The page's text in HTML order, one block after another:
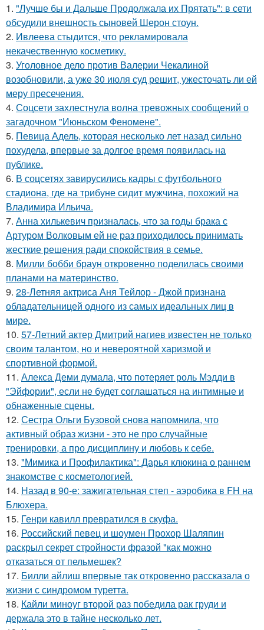
1. "Лучше бы и Дальше Продолжала их Прятать": в сети
обсудили внешность сыновей Шерон стоун.
2. Ивлеева стыдится, что рекламировала
некачественную косметику.
3. Уголовное дело против Валерии Чекалиной
возобновили, а уже 30 июля суд решит, ужесточать ли ей
меру пресечения.
4. Соцсети захлестнула волна тревожных сообщений о
загадочном "Июньском Феномене".
5. Певица Адель, которая несколько лет назад сильно
похудела, впервые за долгое время появилась на
публике.
6. В соцсетях завирусились кадры с футбольного
стадиона, где на трибуне сидит мужчина, похожий на
Владимира Ильича.
7. Анна хилькевич призналась, что за годы брака с
Артуром Волковым ей не раз приходилось принимать
жесткие решения ради спокойствия в семье.
8. Милли бобби браун откровенно поделилась своими
планами на материнство.
9. 28-Летняя актриса Аня Тейлор - Джой признана
обладательницей одного из самых идеальных лиц в
мире.
10. 57-Летний актер Дмитрий нагиев известен не только
своим талантом, но и невероятной харизмой и
спортивной формой.
11. Алекса Деми думала, что потеряет роль Мэдди в
"Эйфории", если не будет соглашаться на интимные и
обнаженные сцены.
12. Сестра Ольги Бузовой снова напомнила, что
активный образ жизни - это не про случайные
тренировки, а про дисциплину и любовь к себе.
13. "Мимика и Профилактика": Дарья клюкина о раннем
знакомстве с косметологией.
14. Назад в 90-е: зажигательная степ - аэробика в FH на
Блюхера.
15. Генри кавилл превратился в скуфа.
16. Российский певец и шоумен Прохор Шаляпин
раскрыл секрет стройности фразой "как можно
отказаться от пельмешек?
17. Билли айлиш впервые так откровенно рассказала о
жизни с синдромом туретта.
18. Кайли миноуг второй раз победила рак груди и
держала это в тайне несколько лет.